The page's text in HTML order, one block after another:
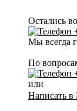
Остались
Мы всегда
По
или